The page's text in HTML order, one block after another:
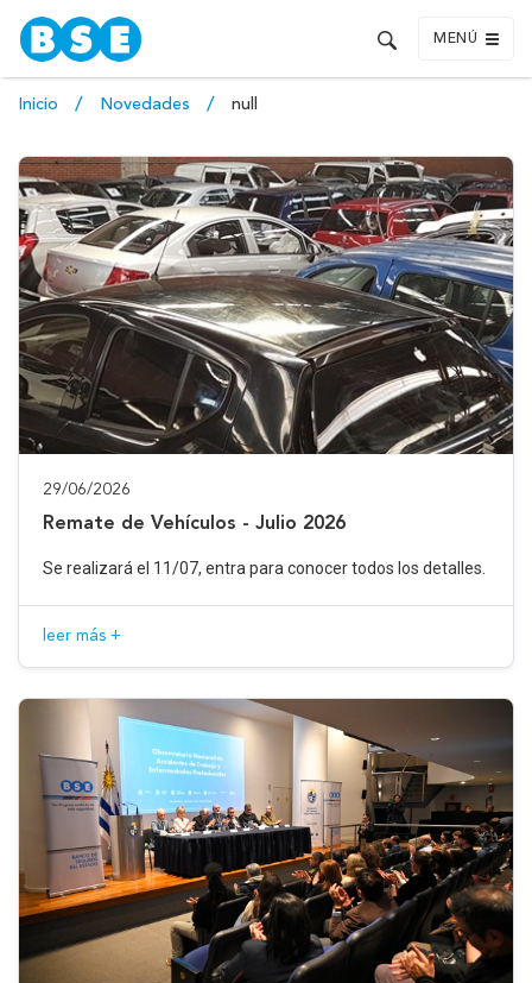
MENÚ
Inicio Novedades null
29/06/2026
Remate de Vehículos - Julio 2026
Se realizará el 11/07, entra para conocer todos los detalles.
leer más +